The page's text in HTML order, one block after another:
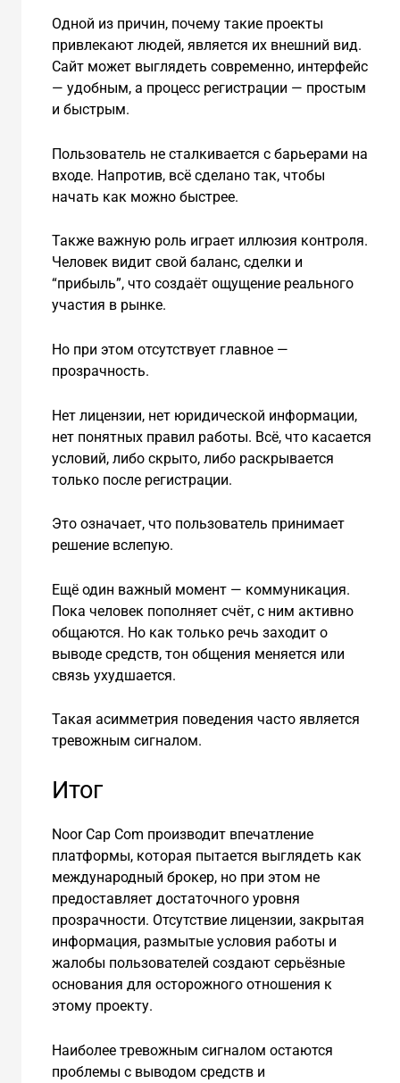
Одной из причин, почему такие проекты
привлекают людей, является их внешний вид.
Сайт может выглядеть современно, интерфейс
— удобным, а процесс регистрации — простым
и быстрым.
Пользователь не сталкивается с барьерами на
входе. Напротив, всё сделано так, чтобы
начать как можно быстрее.
Также важную роль играет иллюзия контроля.
Человек видит свой баланс, сделки и
“прибыль”, что создаёт ощущение реального
участия в рынке.
Но при этом отсутствует главное —
прозрачность.
Нет лицензии, нет юридической информации,
нет понятных правил работы. Всё, что касается
условий, либо скрыто, либо раскрывается
только после регистрации.
Это означает, что пользователь принимает
решение вслепую.
Ещё один важный момент — коммуникация.
Пока человек пополняет счёт, с ним активно
общаются. Но как только речь заходит о
выводе средств, тон общения меняется или
связь ухудшается.
Такая асимметрия поведения часто является
тревожным сигналом.
Итог
Noor Cap Com производит впечатление
платформы, которая пытается выглядеть как
международный брокер, но при этом не
предоставляет достаточного уровня
прозрачности. Отсутствие лицензии, закрытая
информация, размытые условия работы и
жалобы пользователей создают серьёзные
основания для осторожного отношения к
этому проекту.
Наиболее тревожным сигналом остаются
проблемы с выводом средств и